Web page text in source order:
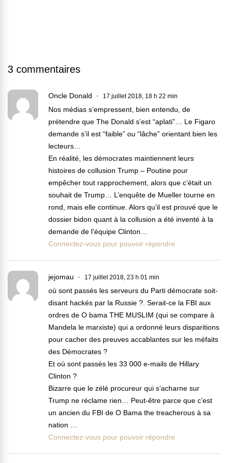
3 commentaires
Oncle Donald 17 juillet 2018, 18 h 22 min
Nos médias s’empressent, bien entendu, de
prétendre que The Donald s’est “aplati”… Le Figaro
demande s’il est “faible” ou “lâche” orientant bien les
lecteurs…
En réalité, les démocrates maintiennent leurs
histoires de collusion Trump – Poutine pour
empêcher tout rapprochement, alors que c’était un
souhait de Trump… L’enquête de Mueller tourne en
rond, mais elle continue. Alors qu’il est prouvé que le
dossier bidon quant à la collusion a été inventé à la
demande de l’équipe Clinton…
Connectez-vous pour pouvoir répondre
jejomau 17 juillet 2018, 23 h 01 min
où sont passés les serveurs du Parti démocrate soit-
disant hackés par la Russie ?. Serait-ce la FBI aux
ordres de O bama THE MUSLIM (qui se compare à
Mandela le marxiste) qui a ordonné leurs disparitions
pour cacher des preuves accablantes sur les méfaits
des Démocrates ?
Et où sont passés les 33 000 e-mails de Hillary
Clinton ?
Bizarre que le zélé procureur qui s’acharne sur
Trump ne réclame rien… Peut-être parce que c’est
un ancien du FBI de O Bama the treacherous à sa
nation …
Connectez-vous pour pouvoir répondre